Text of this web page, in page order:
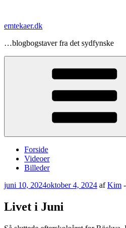
indhold
emtekaer.dk
…blogbogstaver fra det sydfynske
Forside
Videoer
Billeder
Udgivet
juni 10, 2024oktober 4, 2024 afKim -
Livet i Juni